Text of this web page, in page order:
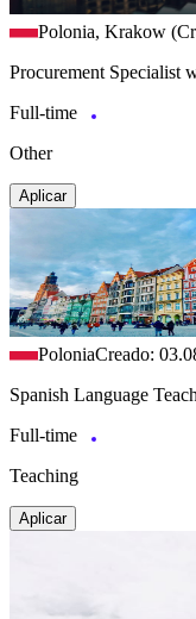
Polonia, Krakow
Procurement Specialist
Full-time
Other
Aplicar
PoloniaCreado:
Spanish Language
Full-time
Teaching
Aplicar